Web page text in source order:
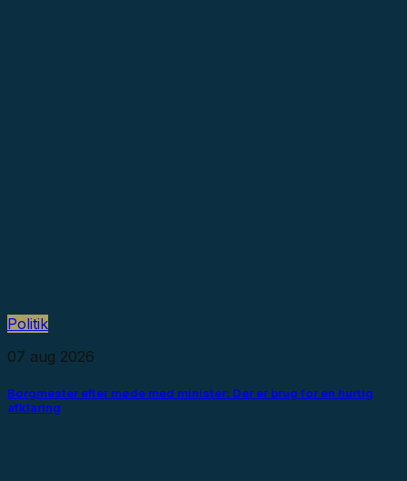
Politik
07 aug 2026
Borgmester efter møde med minister: Der er brug for en hurtig
afklaring